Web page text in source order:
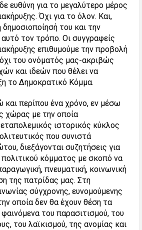
ευθύνη για το μεγαλύτερο μέρος
Όχι για το όλον. Και,
δημοσιοποίησή του και την
τον τρόπο. Οι συγγραφείς
επιθυμούμε την προβολή
του ονόματός μας-ακριβώς
και ιδεών που θέλει να
το Δημοκρατικό Κόμμα.
και περίπου ένα χρόνο, εν μέσω
χώρας με την οποία
ιστορικός κύκλος
που συνιστά
διεξάγονται συζητήσεις για
πολιτικού κόμματος με σκοπό να
πνευματική, κοινωνική
της πατρίδας μας. Στη
σύγχρονης, ευνομούμενης
οποία δεν θα έχουν θέση τα
του παρασιτισμού, του
του λαϊκισμού, της ανομίας και